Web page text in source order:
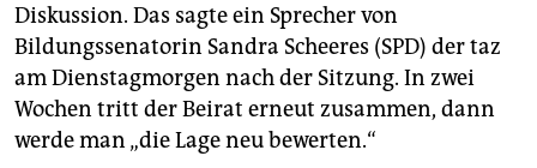
Diskussion. Das sagte ein Sprecher von
Bildungssenatorin Sandra Scheeres (SPD) der taz
am Dienstagmorgen nach der Sitzung. In zwei
Wochen tritt der Beirat erneut zusammen, dann
werde man „die Lage neu bewerten.“